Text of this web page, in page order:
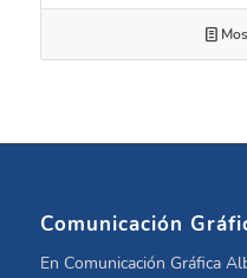
Comunicación
En Comunicación Gráfica